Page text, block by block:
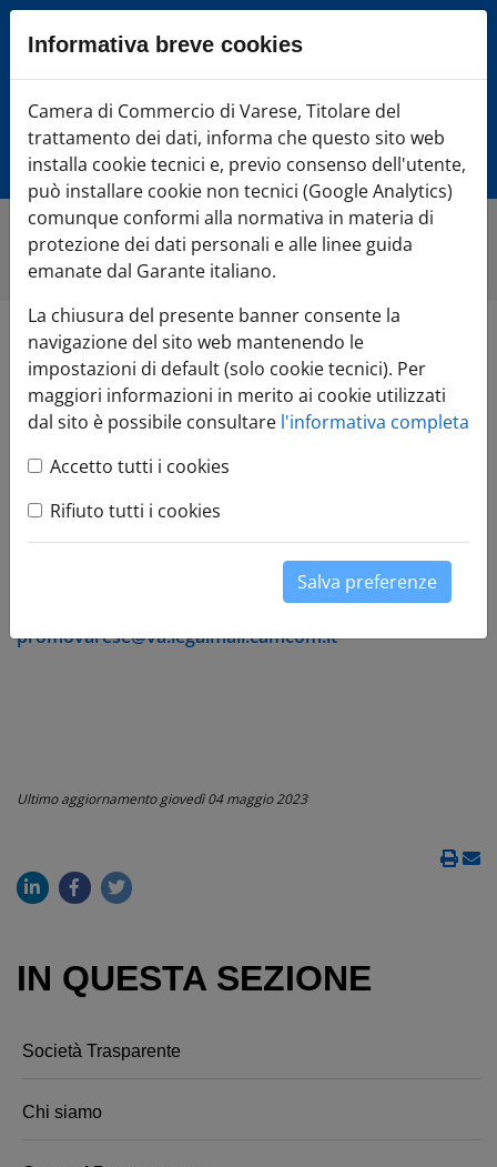
Sezione salto blocchi
Vai alla sezione dedicata alle informazioni correlate
Vai al footer
Camera di Commercio Varese
Promovarese »Contatti Promovarese
Contatti
Promovarese
promovarese@va.legalmail.camcom.it
Ultimo aggiornamentogiovedì 04 maggio 2023
IN QUESTA SEZIONE
Società Trasparente
Chi siamo
Informativa breve cookies
Camera di Commercio di Varese, Titolare del
trattamento dei dati, informa che questo sito web
installa cookie tecnici e, previo consenso dell'utente,
può installare cookie non tecnici (Google Analytics)
comunque conformi alla normativa in materia di
protezione dei dati personali e alle linee guida
emanate dal Garante italiano.
La chiusura del presente banner consente la
navigazione del sito web mantenendo le
impostazioni di default (solo cookie tecnici). Per
maggiori informazioni in merito ai cookie utilizzati
dal sito è possibile consultare l'informativa completa
Accetto tutti i cookies
Rifiuto tutti i cookies
Salva preferenze